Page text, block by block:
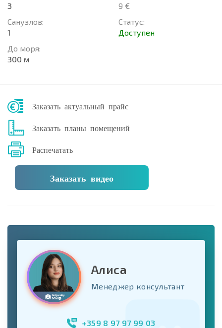
3
Санузлов:
1
До моря:
300 м
9 €
Статус:
Доступен
Заказать актуальный прайс
Заказать планы помещений
Распечатать
Заказать видео
Алиса
Менеджер консультант
+359 8 97 97 99 03